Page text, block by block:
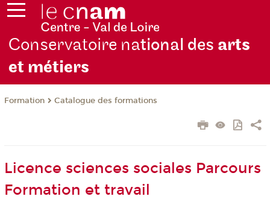
Conservatoire national des arts
et métiers
Formation Catalogue des formations
Licence sciences sociales Parcours
Formation et travail